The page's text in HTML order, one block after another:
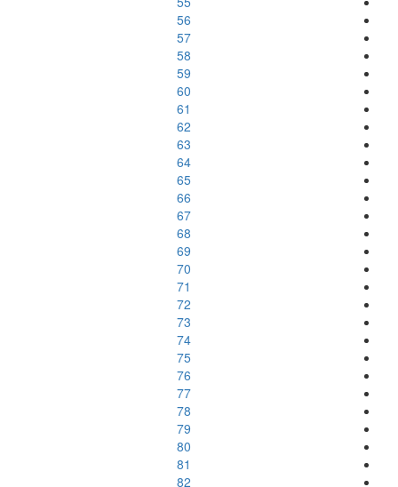
56
57
58
59
60
61
62
63
64
65
66
67
68
69
70
71
72
73
74
75
76
77
78
79
80
81
82